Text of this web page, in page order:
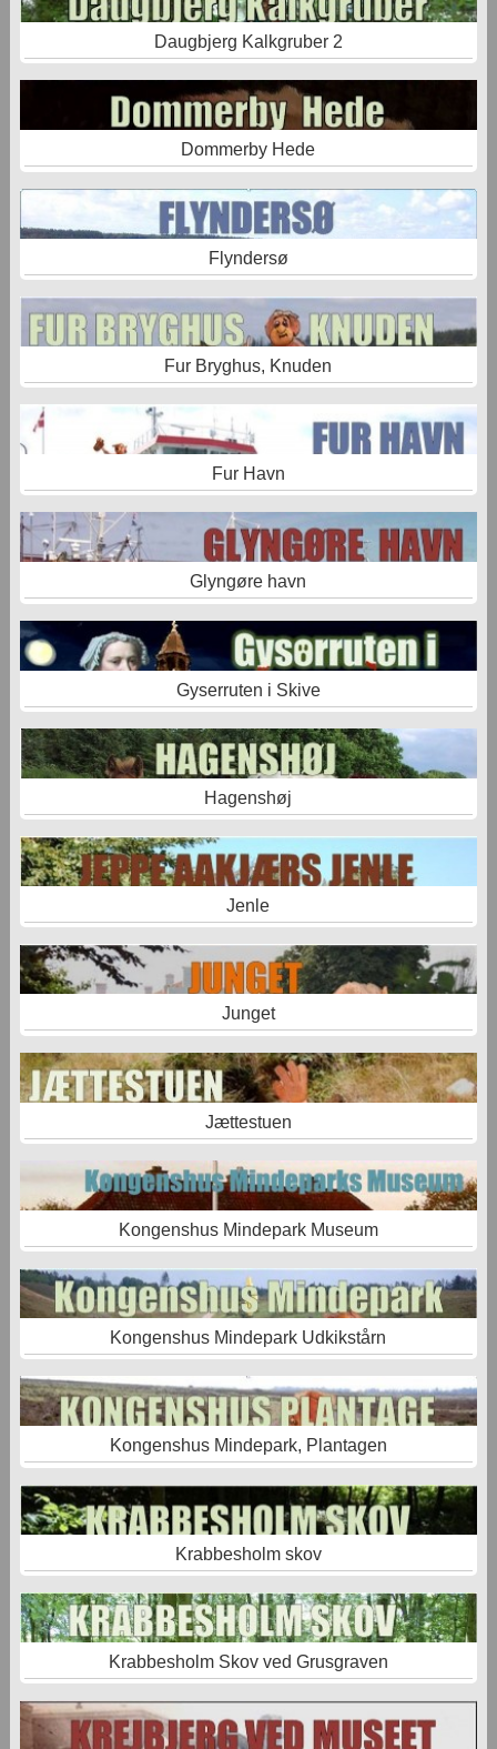
Daugbjerg Kalkgruber 2
Dommerby Hede
Flyndersø
Fur Bryghus, Knuden
Fur Havn
Glyngøre havn
Gyserruten i Skive
Hagenshøj
Jenle
Junget
Jættestuen
Kongenshus Mindepark Museum
Kongenshus Mindepark Udkikstårn
Kongenshus Mindepark, Plantagen
Krabbesholm skov
Krabbesholm Skov ved Grusgraven